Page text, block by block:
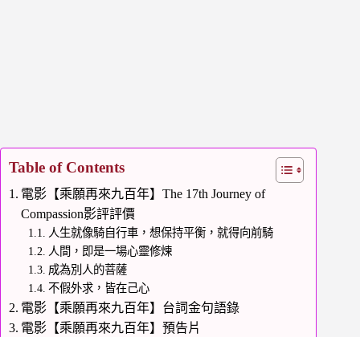
Table of Contents
電影【乘願再來九百年】The 17th Journey of
Compassion影評評價
人生就像騎自行車，想保持平衡，就得向前騎
人間，即是一場心靈修煉
成為別人的菩薩
不假外求，皆在己心
電影【乘願再來九百年】台詞金句語錄
電影【乘願再來九百年】預告片